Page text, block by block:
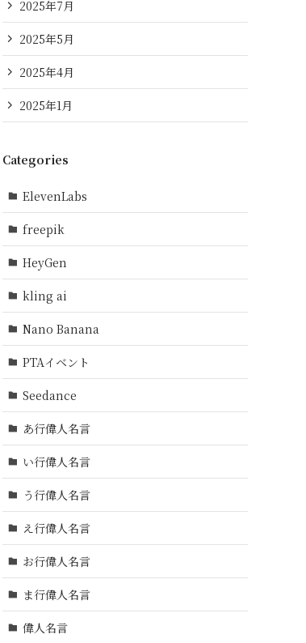
2025年7月
2025年5月
2025年4月
2025年1月
Categories
ElevenLabs
freepik
HeyGen
kling ai
Nano Banana
PTAイベント
Seedance
あ行偉人名言
い行偉人名言
う行偉人名言
え行偉人名言
お行偉人名言
ま行偉人名言
偉人名言